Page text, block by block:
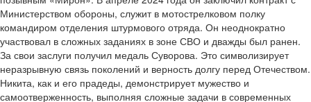
Министерством обороны, служит в мотострелковом полку
командиром отделения штурмового отряда. Он неоднократно
участвовал в сложных заданиях в зоне СВО и дважды был ранен.
За свои заслуги получил медаль Суворова. Это символизирует
неразрывную связь поколений и верность долгу перед Отечеством.
Никита, как и его прадеды, демонстрирует мужество и
самоотверженность, выполняя сложные задачи в современных